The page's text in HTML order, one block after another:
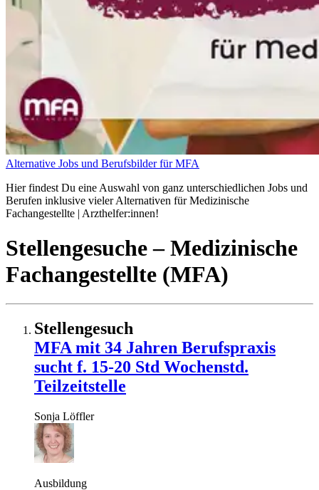
Alternative Jobs und Berufsbilder für MFA
Hier findest Du eine Auswahl von ganz unterschiedlichen Jobs und
Berufen inklusive vieler Alternativen für Medizinische
Fachangestellte | Arzthelfer:innen!
Stellengesuche– Medizinische
Fachangestellte (MFA)
Stellengesuch
MFA mit 34 Jahren Berufspraxis
sucht f. 15-20 Std Wochenstd.
Teilzeitstelle
Sonja Löffler
Ausbildung